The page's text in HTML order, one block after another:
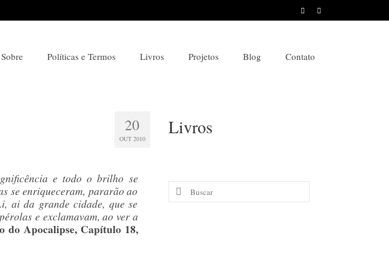
Sobre Políticas e Termos Livros Projetos Blog Contato
20
OUT 2010
e todo o brilho se
se enriqueceram, pararão ao
ai da grande cidade, que se
e exclamavam, ao ver a
do Apocalipse, Capítulo 18,
Livros
Buscar
por: